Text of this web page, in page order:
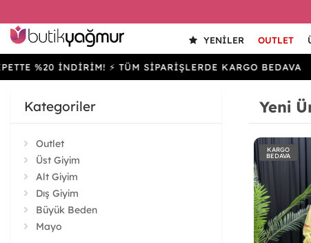
YENILER OUTLET
İNDİRİM! ⚡ TÜM SİPARİŞLERDE KARGO BEDAVA
Kategoriler
Outlet
Üst Giyim
Alt Giyim
Dış Giyim
Büyük Beden
Mayo
Yeni
KARGO
BEDAVA